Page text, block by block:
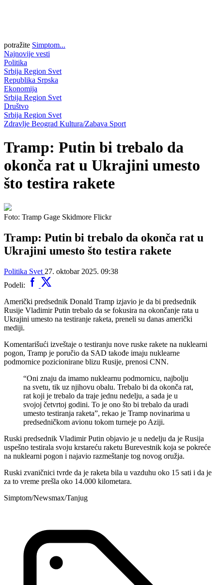
potražite Simptom...
Najnovije vesti
Politika
Srbija Region Svet
Republika Srpska
Ekonomija
Srbija Region Svet
Društvo
Srbija Region Svet
Zdravlje Beograd Kultura/Zabava Sport
Tramp: Putin bi trebalo da
okonča rat u Ukrajini umesto
što testira rakete
Foto: Tramp Gage Skidmore Flickr
Tramp: Putin bi trebalo da okonča rat u
Ukrajini umesto što testira rakete
Politika Svet 27. oktobar 2025. 09:38
Podeli:
Američki predsednik Donald Tramp izjavio je da bi predsednik
Rusije Vladimir Putin trebalo da se fokusira na okončanje rata u
Ukrajini umesto na testiranje raketa, preneli su danas američki
mediji.
Komentarišući izveštaje o testiranju nove ruske rakete na nuklearni
pogon, Tramp je poručio da SAD takođe imaju nuklearne
podmornice pozicionirane blizu Rusije, prenosi CNN.
“Oni znaju da imamo nuklearnu podmornicu, najbolju
na svetu, tik uz njihovu obalu. Trebalo bi da okonča rat,
rat koji je trebalo da traje jednu nedelju, a sada je u
svojoj četvrtoj godini. To je ono što bi trebalo da uradi
umesto testiranja raketa”, rekao je Tramp novinarima u
predsedničkom avionu tokom turneje po Aziji.
Ruski predsednik Vladimir Putin objavio je u nedelju da je Rusija
uspešno testirala svoju krstareću raketu Burevestnik koja se pokreće
na nuklearni pogon i najavio razmeštanje tog novog oružja.
Ruski zvaničnici tvrde da je raketa bila u vazduhu oko 15 sati i da je
za to vreme prešla oko 14.000 kilometara.
Simptom/Newsmax/Tanjug